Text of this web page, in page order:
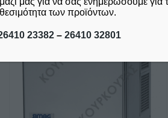
των προϊόντων.
23382– 26410 32801